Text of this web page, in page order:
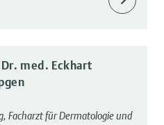
med. Eckhart
Facharzt für Dermatologie und